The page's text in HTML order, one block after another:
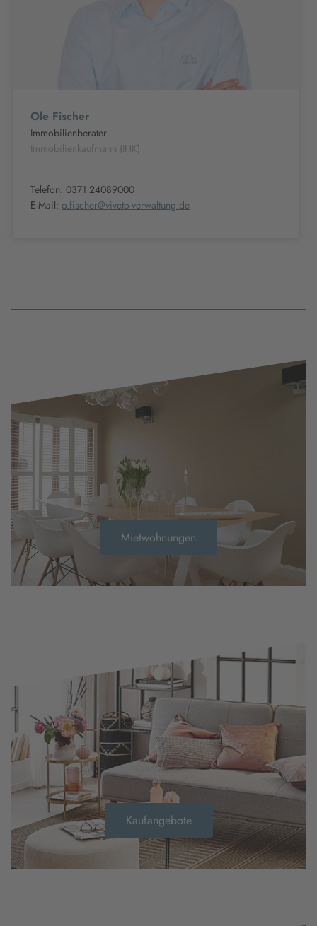
Ole Fischer
Immobilienberater
Immobilienkaufmann (IHK)
Telefon: 0371 24089000
E-Mail: o.fischer@viveto-verwaltung.de
Mietwohnungen
Kaufangebote